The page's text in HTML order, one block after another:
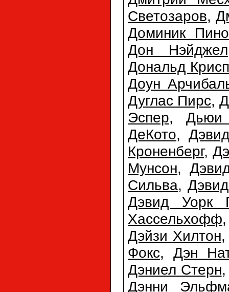
Светозаров,
Доминик
Дон Нэйджел
Дональд Крисп
Доун
Дуглас Пирс,
Эспер, Дьюи
ДеКото,
Кроненберг,
Мунсон,
Сильва,
Дэвид Уорк
Хассельхофф
Дэйзи Хилтон
Фокс, Дэн
Дэниел Стерн
Дэнни